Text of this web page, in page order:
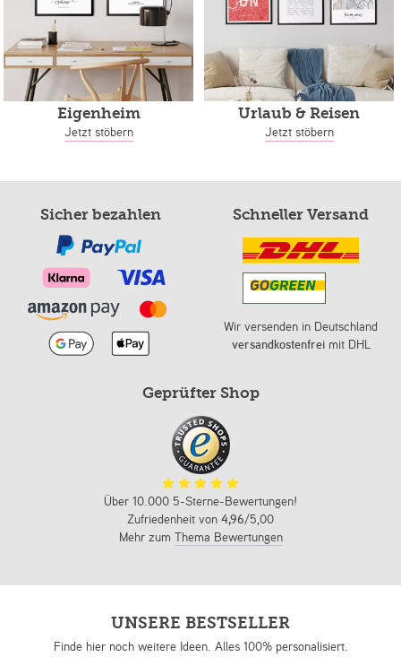
Eigenheim
Jetzt stöbern
Urlaub & Reisen
Jetzt stöbern
Sicher bezahlen Schneller Versand
Wir versenden in Deutschland
versandkostenfreimit DHL
Geprüfter Shop
Über 10.000 5-Sterne-Bewertungen!
Zufriedenheit von 4,96/5,00
Mehr zum Thema Bewertungen
UNSERE BESTSELLER
Finde hier noch weitere Ideen. Alles 100% personalisiert.